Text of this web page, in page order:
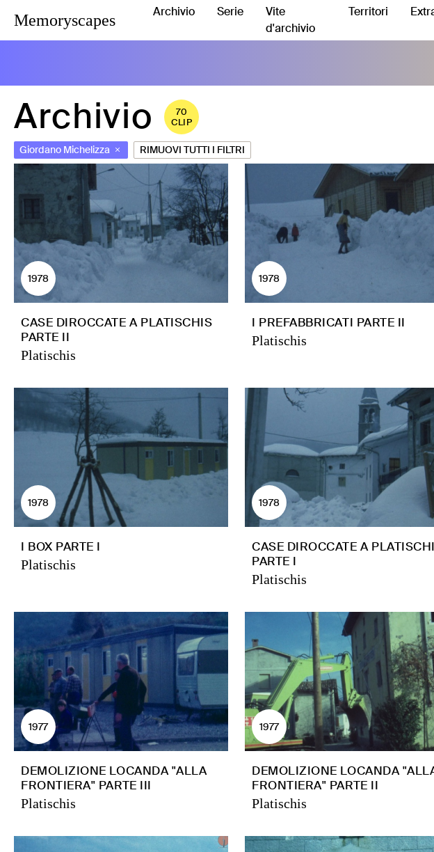
Memoryscapes Archivio Serie
Vite
d'archivio
Territori
Archivio
70
CLIP
Giordano Michelizza RIMUOVI TUTTI I FILTRI
1978
CASE DIROCCATE A PLATISCHIS
PARTE II
Platischis
1978
I PREFABBRICATI PARTE II
Platischis
1978
I BOX PARTE I
Platischis
1978
CASE DIROCCATE A
PARTE I
Platischis
1977
DEMOLIZIONE LOCANDA "ALLA
FRONTIERA" PARTE III
Platischis
1977
DEMOLIZIONE LOCANDA
FRONTIERA" PARTE II
Platischis